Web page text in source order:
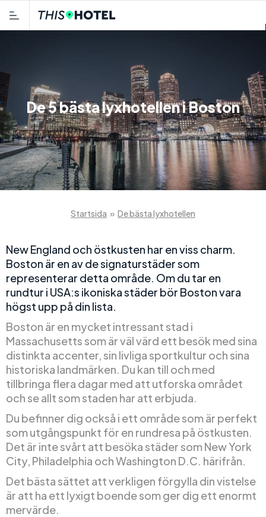
De 5 bästa lyxhotellen i Boston
Startsida » De bästa lyxhotellen
New England och östkusten har en viss charm.
Boston är en av de signaturstäder som
representerar detta område. Om du tar en
rundtur i USA:s ikoniska städer bör Boston vara
högst upp på din lista.
Boston är en mycket intressant stad i
Massachusetts som är väl värd ett besök med sina
distinkta accenter, sin livliga sportkultur och sina
historiska landmärken. Du kan till och med
tillbringa flera dagar med att utforska området
och se allt som staden har att erbjuda.
Du befinner dig också i ett område som är perfekt
som utgångspunkt för en rundresa på östkusten.
Det är inte svårt att besöka städer som New York
City, Philadelphia och Washington D.C. härifrån.
Det bästa sättet att verkligen förgylla din vistelse
är att ha ett lyxigt boende som ger dig ett enormt
mervärde.